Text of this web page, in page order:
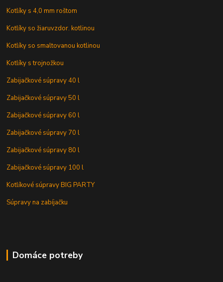
Kotlíky s 4,0 mm roštom
Kotlíky so žiaruvzdor. kotlinou
Kotlíky so smaltovanou kotlinou
Kotlíky s trojnožkou
Zabijačkové súpravy 40 l
Zabijačkové súpravy 50 l
Zabijačkové súpravy 60 l
Zabijačkové súpravy 70 l
Zabijačkové súpravy 80 l
Zabijačkové súpravy 100 l
Kotlíkové súpravy BIG PARTY
Súpravy na zabíjačku
Domáce potreby